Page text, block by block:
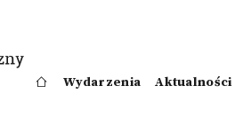
Wydarzenia Aktualności